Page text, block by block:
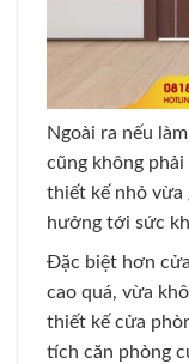
Ngoài ra nếu làm
cũng không
thiết kế nhỏ vừa
hưởng tới sức
Đặc biệt hơn
cao quá, vừa
thiết kế cửa
tích căn phòng